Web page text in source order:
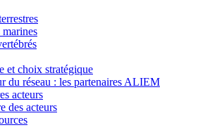
marines
et choix stratégique
du réseau : les partenaires ALIEM
acteurs
des acteurs